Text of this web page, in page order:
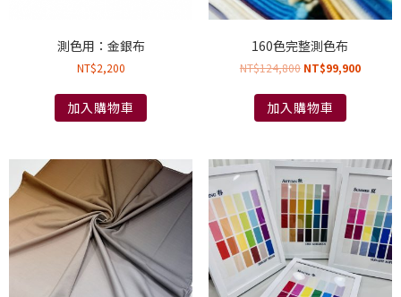
測色用：金銀布
NT$2,200
加入購物車
160色完整測色布
NT$124,800 NT$99,900
加入購物車